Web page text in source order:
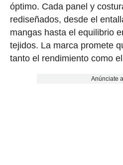
óptimo. Cada panel y
rediseñados, desde el
mangas hasta el equilibrio
tejidos. La marca promete
tanto el rendimiento como
Anúnciate